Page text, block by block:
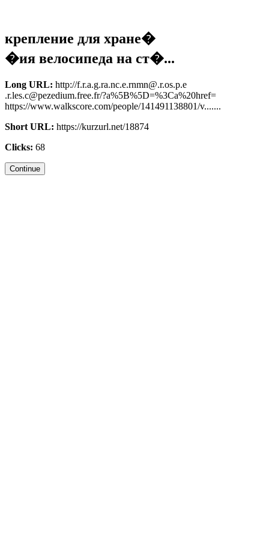
крепление для хране�
�ия велосипеда на ст�...
Long URL: http://f.r.a.g.ra.nc.e.rnmn@.r.os.p.e
.r.les.c@pezedium.free.fr/?a%5B%5D=%3Ca%20href=
https://www.walkscore.com/people/141491138801/v.......
Short URL: https://kurzurl.net/18874
Clicks: 68
Continue